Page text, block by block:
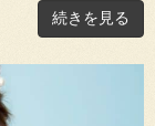
続きを見る